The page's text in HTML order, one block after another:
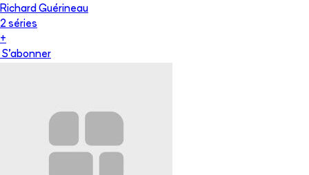
Richard Guérineau
2 séries
+
S'abonner